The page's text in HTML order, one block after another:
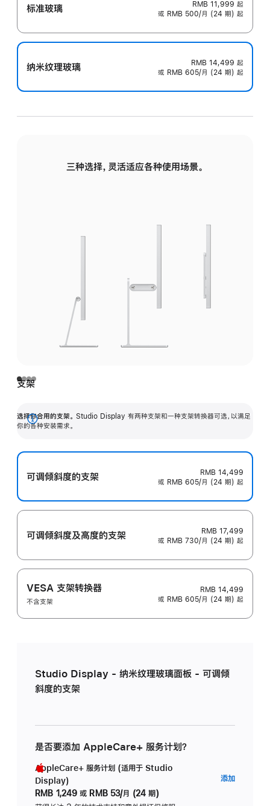
标准玻璃 RMB 11,999 起
或 RMB 500/月 (24 期) 起
纳米纹理玻璃 RMB 14,499 起
或 RMB 605/月 (24 期) 起
三种选择，灵活适应各种使用场景。
支架
选择你合用的支架。 Studio Display 有两种支架和一种支架转换器可选，以满足
你的各种安装需求。
展
可调倾斜度的支架
RMB 14,499
或 RMB 605/月 (24 期) 起
可调倾斜度及高‍度的支‍架
RMB 17,499
或 RMB 730/月 (24 期) 起
VESA 支架转换器
不含支架
RMB 14,499
或 RMB 605/月 (24 期) 起
Studio Display - 纳米纹理玻璃面板 - 可调倾
斜度的支架
是否要添加 AppleCare+ 服务计划？
AppleCare+ 服务计划 (适用于 Studio
Display)
RMB 1,249 或 RMB 53/月 (24 期)
添加